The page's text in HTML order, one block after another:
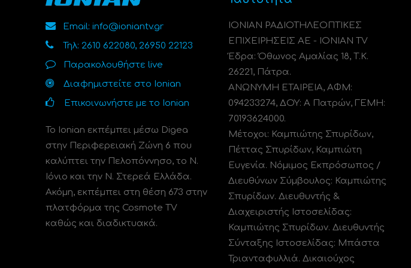
Email: info@ioniantv.gr
Τηλ: 2610 622080, 26950 22123
Παρακολουθήστε live
Διαφημιστείτε στο Ionian
Επικοινωνήστε με το Ionian
Το Ionian εκπέμπει μέσω Digea
στην Περιφερειακή Ζώνη 6 που
καλύπτει την Πελοπόννησο, το N.
Ιόνιο και την Ν. Στερεά Ελλάδα.
Ακόμη, εκπέμπει στη θέση 673 στην
πλατφόρμα της Cosmote TV
καθώς και διαδικτυακά.
ΙΟΝΙΑΝ ΡΑΔΙΟΤΗΛΕΟΠΤΙΚΕΣ
ΕΠΙΧΕΙΡΗΣΕΙΣ ΑΕ - IONIAN TV
Έδρα: Όθωνος Αμαλίας 18, Τ.Κ.
26221, Πάτρα.
ΑΝΩΝΥΜΗ ΕΤΑΙΡΕΙΑ, ΑΦΜ:
094233274, ΔΟΥ: A Πατρών, ΓΕΜΗ:
70193624000.
Μέτοχοι: Καμπιώτης Σπυρίδων,
Πέττας Σπυρίδων, Καμπιώτη
Ευγενία. Νόμιμος Εκπρόσωπος /
Διευθύνων Σύμβουλος: Καμπιώτης
Σπυρίδων. Διευθυντής &
Διαχειριστής Ιστοσελίδας:
Καμπιώτης Σπυρίδων. Διευθυντής
Σύνταξης Ιστοσελίδας: Μπάστα
Τριανταφυλλιά. Δικαιούχος